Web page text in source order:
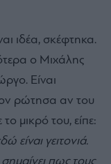
ιδέα, σκέφτηκα.
ο Μιχάλης
Είναι
ρώτησα αν του
μικρό του, είπε:
είναι γειτονιά.